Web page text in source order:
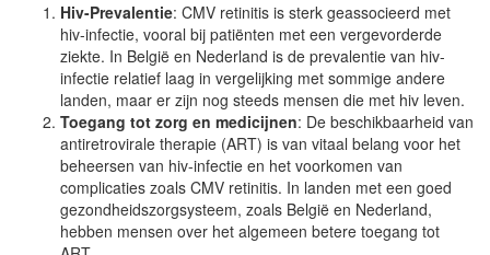
Hiv-Prevalentie: CMV retinitis is sterk geassocieerd met
hiv-infectie, vooral bij patiënten met een vergevorderde
ziekte. In België en Nederland is de prevalentie van hiv-
infectie relatief laag in vergelijking met sommige andere
landen, maar er zijn nog steeds mensen die met hiv leven.
Toegang tot zorg en medicijnen: De beschikbaarheid van
antiretrovirale therapie (ART) is van vitaal belang voor het
beheersen van hiv-infectie en het voorkomen van
complicaties zoals CMV retinitis. In landen met een goed
gezondheidszorgsysteem, zoals België en Nederland,
hebben mensen over het algemeen betere toegang tot